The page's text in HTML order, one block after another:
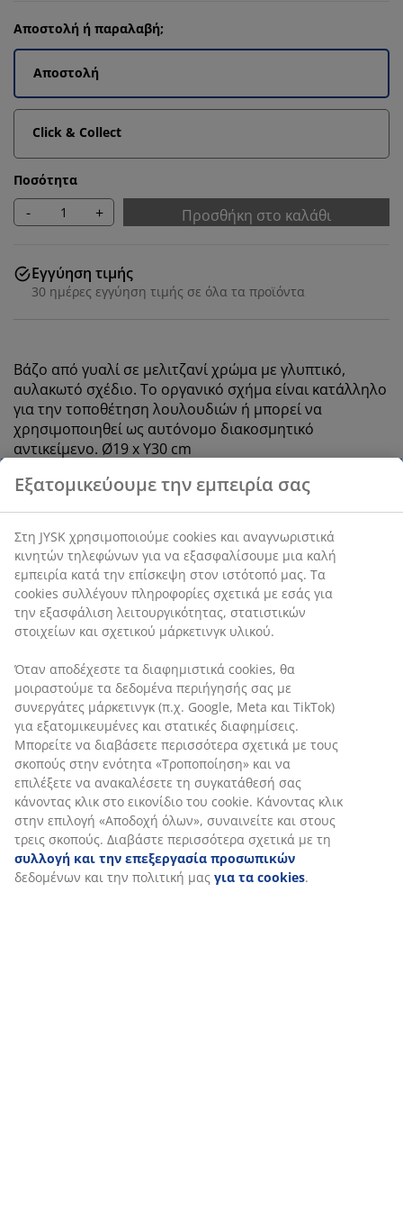
Αποστολή ή παραλαβή;
Αποστολή
Click & Collect
Ποσότητα
- + Προσθήκη στο καλάθι
Εγγύηση τιμής
30 ημέρες εγγύηση τιμής σε όλα τα προϊόντα
Βάζο από γυαλί σε μελιτζανί χρώμα με γλυπτικό,
αυλακωτό σχέδιο. Το οργανικό σχήμα είναι κατάλληλο
για την τοποθέτηση λουλουδιών ή μπορεί να
χρησιμοποιηθεί ως αυτόνομο διακοσμητικό
αντικείμενο. Ø19 x Υ30 cm
SKU: 4912743
Χαρακτηριστικά προϊόντος
(6)
Αποστολή
Εξατομικεύουμε την εμπειρία σας
Στη JYSK χρησιμοποιούμε cookies και αναγνωριστικά
κινητών τηλεφώνων για να εξασφαλίσουμε μια καλή
εμπειρία κατά την επίσκεψη στον ιστότοπό μας. Τα
cookies συλλέγουν πληροφορίες σχετικά με εσάς για την
εξασφάλιση λειτουργικότητας, στατιστικών στοιχείων και
σχετικού μάρκετινγκ υλικού.
Όταν αποδέχεστε τα διαφημιστικά cookies, θα
μοιραστούμε τα δεδομένα περιήγησής σας με συνεργάτες
μάρκετινγκ (π.χ. Google, Meta και TikTok) για
εξατομικευμένες και στατικές διαφημίσεις. Μπορείτε να
διαβάσετε περισσότερα σχετικά με τους σκοπούς στην
ενότητα «Τροποποίηση» και να επιλέξετε να ανακαλέσετε
τη συγκατάθεσή σας κάνοντας κλικ στο εικονίδιο του
cookie. Κάνοντας κλικ στην επιλογή «Αποδοχή όλων»,
συναινείτε και στους τρεις σκοπούς. Διαβάστε